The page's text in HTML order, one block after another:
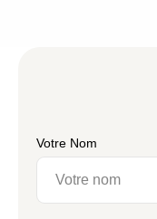
Votre Nom